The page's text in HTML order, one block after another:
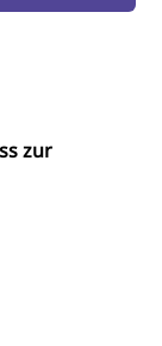
zur